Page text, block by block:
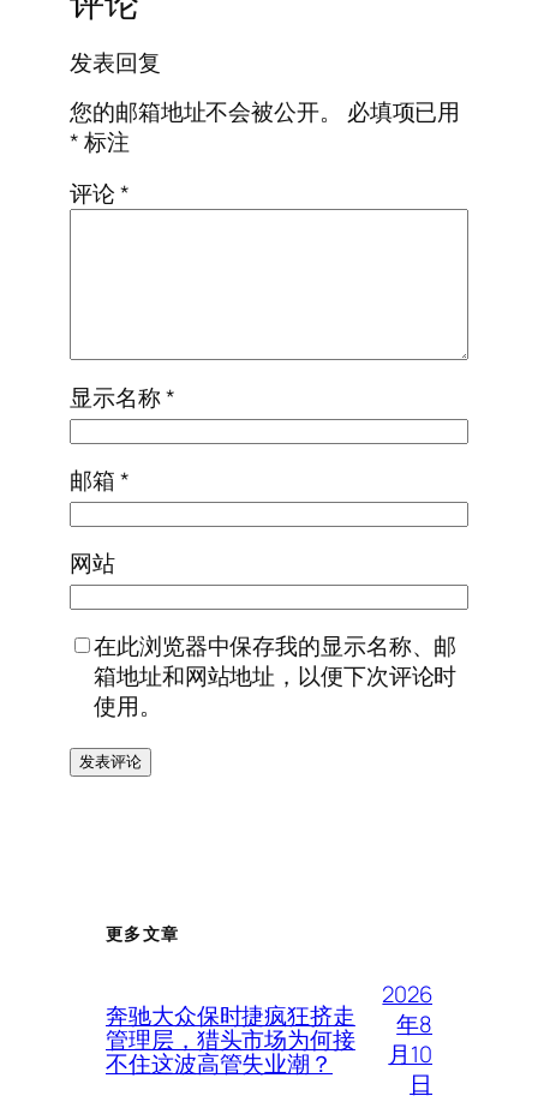
发表回复
您的邮箱地址不会被公开。
必填项已用
*标注
评论*
显示名称*
邮箱*
网站
在此浏览器中保存我的显示名称、邮
箱地址和网站地址，以便下次评论时
使用。
更多文章
奔驰大众保时捷疯狂挤走
管理层，猎头市场为何接
不住这波高管失业潮？
2026
年8
月10
日